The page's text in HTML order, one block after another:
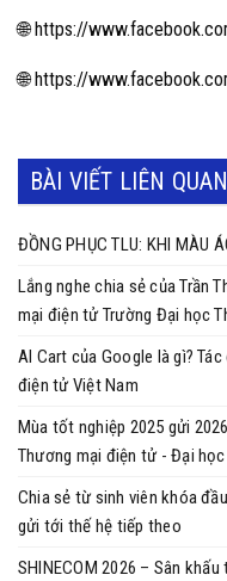
🌐https://
🌐https://
BÀI VIẾT LIÊN
ĐỒNG PHỤC TLU: KHI MÀU
Lắng nghe chia sẻ của Trần
mại điện tử Trường Đại học
AI Cart của Google là gì?
điện tử Việt Nam
Mùa tốt nghiệp 2025 gửi
Thương mại điện tử - Đại học
Chia sẻ từ sinh viên khóa
gửi tới thế hệ tiếp theo
SHINECOM 2026 – Sân